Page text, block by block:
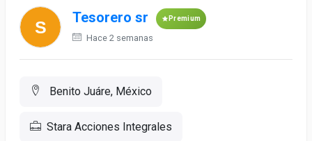
Tesorero sr Premium
Hace 2 semanas
Benito Juáre, México
Stara Acciones Integrales